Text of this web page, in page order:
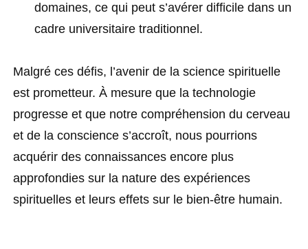
domaines, ce qui peut s’avérer difficile dans un
cadre universitaire traditionnel.
Malgré ces défis, l’avenir de la science spirituelle
est prometteur. À mesure que la technologie
progresse et que notre compréhension du cerveau
et de la conscience s’accroît, nous pourrions
acquérir des connaissances encore plus
approfondies sur la nature des expériences
spirituelles et leurs effets sur le bien-être humain.